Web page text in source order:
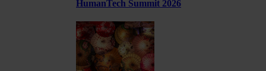
HumanTech Summit 2026